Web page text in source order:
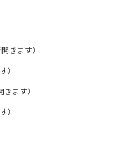
きます）
）
ます）
）